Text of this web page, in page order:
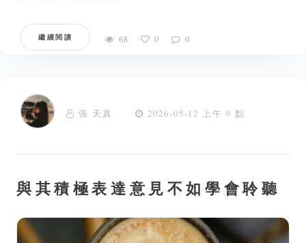
繼續閱讀 68 0 0
張 天真 2026-05-12 上午 9 點
與其積極表達意見不如學會聆聽